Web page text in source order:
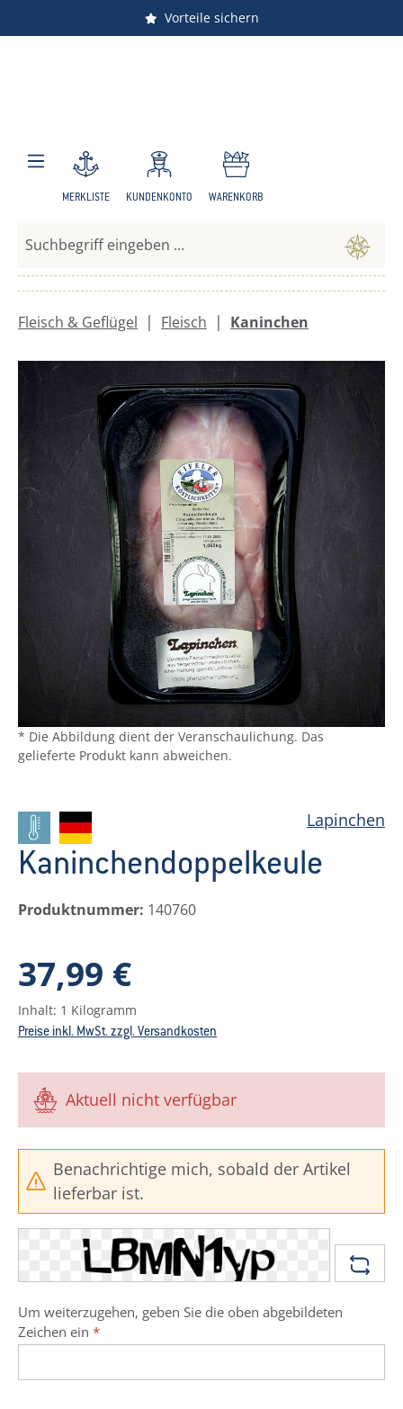
Zum Hauptinhalt springen
Vorteile sichern
Versandkostenfrei ab 150 €
MERKLISTE KUNDENKONTO WARENKORB
Fleisch & Geflügel | Fleisch | Kaninchen
Bildergalerie überspringen
* Die Abbildung dient der Veranschaulichung. Das
gelieferte Produkt kann abweichen.
Lapinchen
Kaninchendoppelkeule
Produktnummer: 140760
Regulärer Preis:
37,99 €
Inhalt: 1 Kilogramm
Preise inkl. MwSt. zzgl. Versandkosten
Aktuell nicht verfügbar
Benachrichtige mich, sobald der Artikel
lieferbar ist.
Um weiterzugehen, geben Sie die oben abgebildeten
Zeichen ein *